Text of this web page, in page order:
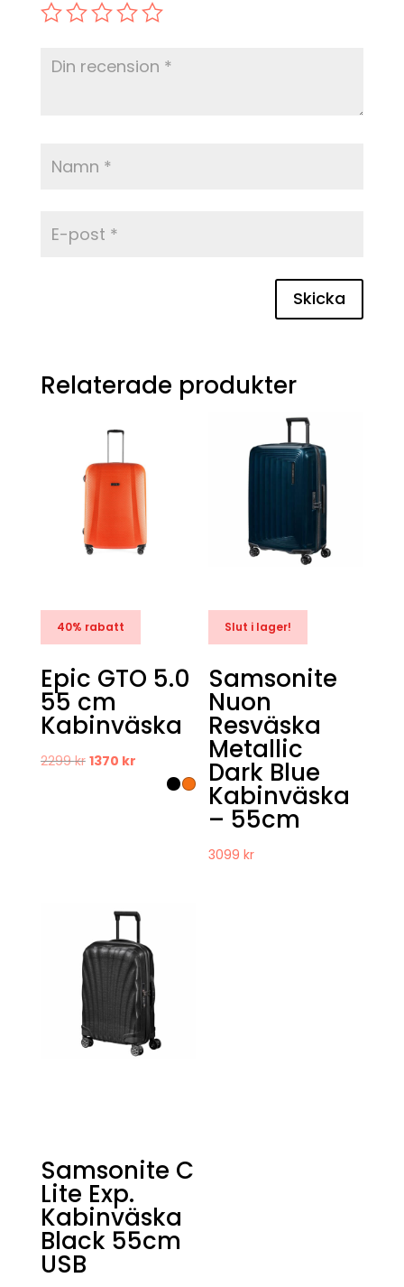
Skicka
Relaterade produkter
40% rabatt
Epic GTO 5.0
55 cm
Kabinväska
2299kr Det
1370 krDet
nuvarande
Slut i lager!
Samsonite
Nuon
Resväska
Metallic
Dark Blue
Kabinväska
– 55cm
3099kr
Samsonite C
Lite Exp.
Kabinväska
Black 55cm
USB